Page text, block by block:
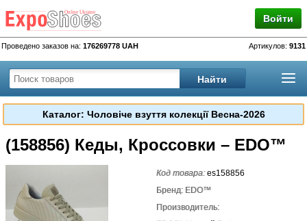
Войти
Проведено заказов на: 176269778 UAH Артикулов: 9131
Каталог: Чоловіче взуття колекції Весна-2026
(158856) Кеды, Кроссовки – EDO™
Код товара:es158856
Бренд: EDO™
Производитель: